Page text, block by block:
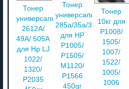
Тонер
универсальный
2612A/
49A/ 505A
для Hp LJ
1022/
1320/
P2035
Тонер
универсальный
285a/35a/36a
для HP
P1005/
P1505/
M1120/
P1566
450gr
Тонер
10кг для
P1008/
1505/
1007/
1522/
1005/
1006